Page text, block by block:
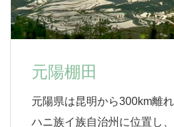
元陽棚田
元陽県は昆明から300km離
ハニ族イ族自治州に位置し